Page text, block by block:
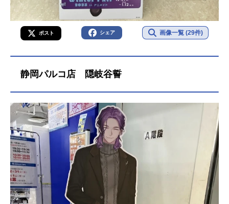
ポスト シェア 画像一覧 (29件)
静岡パルコ店 隠岐谷誓